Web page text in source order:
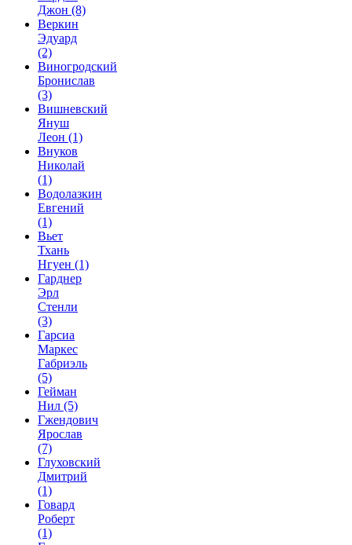
Джон (8)
Веркин
Эдуард
(2)
Виногродский
Бронислав
(3)
Вишневский
Януш
Леон (1)
Внуков
Николай
(1)
Водолазкин
Евгений
(1)
Вьет
Тхань
Нгуен (1)
Гарднер
Эрл
Стенли
(3)
Гарсиа
Маркес
Габриэль
(5)
Гейман
Нил (5)
Гжендович
Ярослав
(7)
Глуховский
Дмитрий
(1)
Говард
Роберт
(1)